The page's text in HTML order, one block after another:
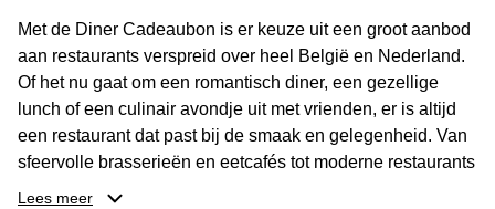
Met de Diner Cadeaubon is er keuze uit een groot aanbod
aan restaurants verspreid over heel België en Nederland.
Of het nu gaat om een romantisch diner, een gezellige
lunch of een culinair avondje uit met vrienden, er is altijd
een restaurant dat past bij de smaak en gelegenheid. Van
sfeervolle brasserieën en eetcafés tot moderne restaurants
en gastronomische locaties: er is voor ieder wat wils.
Lees meer